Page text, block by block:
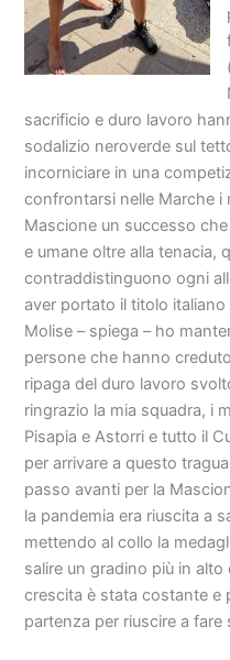
sacrificio e duro lavoro
sodalizio neroverde sul
incorniciare in una
confrontarsi nelle Marche i
Mascione un successo
e umane oltre alla tenacia,
contraddistinguono ogni
aver portato il titolo
Molise – spiega – ho
persone che hanno
ripaga del duro lavoro
ringrazio la mia squadra, i
Pisapia e Astorri e tutto il
per arrivare a questo
passo avanti per la
la pandemia era riuscita a
mettendo al collo la
salire un gradino più in alto
crescita è stata costante e
partenza per riuscire a fare